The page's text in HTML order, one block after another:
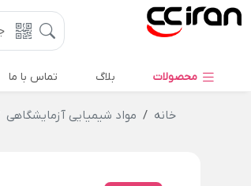
محصولات بلاگ تماس با ما
خانه مواد شیمیایی آزمایشگاهی